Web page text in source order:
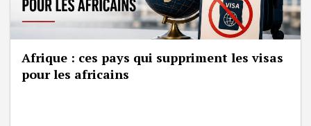
Afrique : ces pays qui suppriment les visas
pour les africains